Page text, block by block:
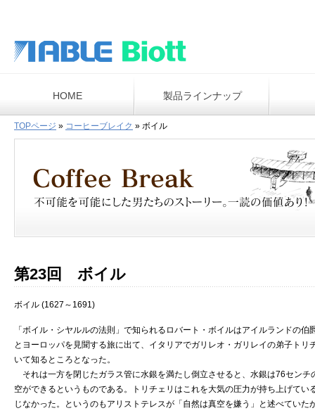
HOME 製品ラインナップ
TOPページ » コーヒーブレイク » ボイル
第23回 ボイル
ボイル (1627～1691)
「ボイル・シヤルルの法則」で知られるロバート・ボイルはアイルランドの
とヨーロッパを見聞する旅に出て、イタリアでガリレオ・ガリレイの弟子ト
いて知るところとなった。
それは一方を閉じたガラス管に水銀を満たし倒立させると、水銀は76センチ
空ができるというものである。トリチェリはこれを大気の圧力が持ち上げてい
じなかった。というのもアリストテレスが「自然は真空を嫌う」と述べていた